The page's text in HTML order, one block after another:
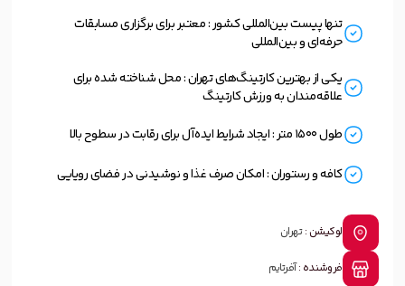
تنها پیست بین‌المللی کشور : معتبر برای برگزاری مسابقات
حرفه‌ای و بین‌المللی
یکی از بهترین کارتینگ‌های تهران : محل شناخته شده برای
علاقه‌مندان به ورزش کارتینگ
طول 1500 متر : ایجاد شرایط ایده‌آل برای رقابت در سطوح بالا
کافه و رستوران : امکان صرف غذا و نوشیدنی در فضای رویایی
لوکیشن :تهران
فروشنده :آفرتایم